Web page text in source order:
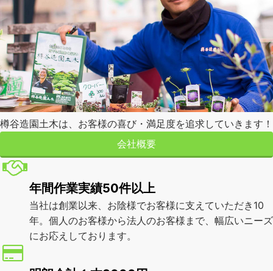
樽谷造園土木は、お客様の喜び・満足度を追求していきます！
会社概要
年間作業実績50件以上
当社は創業以来、お陰様でお客様に支えていただき10
年。個人のお客様から法人のお客様まで、幅広いニーズ
にお応えしております。